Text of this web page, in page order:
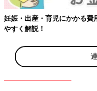
妊娠・出産・育児にかかる費
やすく解説！